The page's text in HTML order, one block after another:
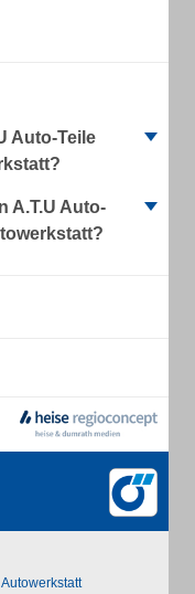
Auto-Teile
A.T.U Auto-